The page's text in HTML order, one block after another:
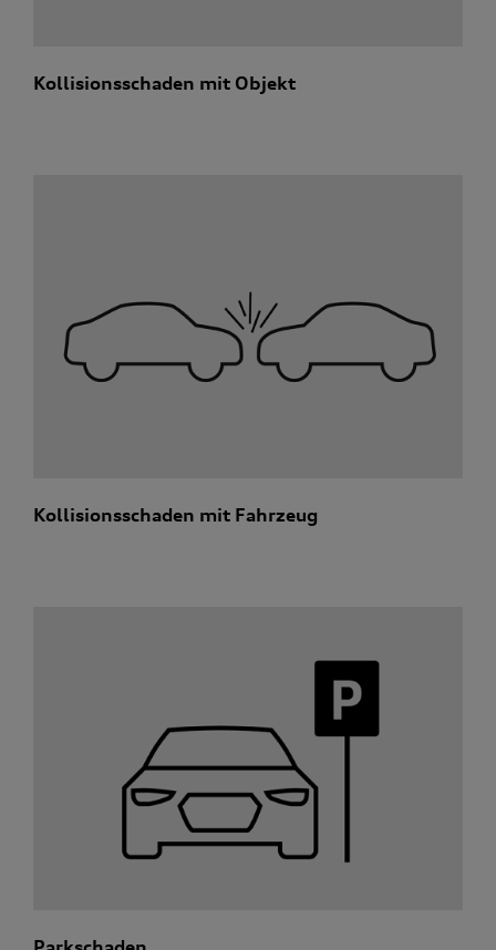
Kollisionsschaden mit Objekt
Kollisionsschaden mit Fahrzeug